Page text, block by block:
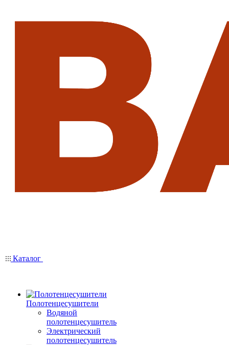
Каталог
Полотенцесушители
Водяной
полотенцесушитель
Электрический
полотенцесушитель